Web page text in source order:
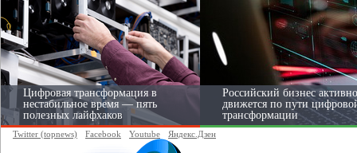
Цифровая трансформация в
нестабильное время — пять
полезных лайфхаков
Российский бизнес активно
движется по пути
трансформации
Twitter (topnews) Facebook Youtube Яндекс.Дзен